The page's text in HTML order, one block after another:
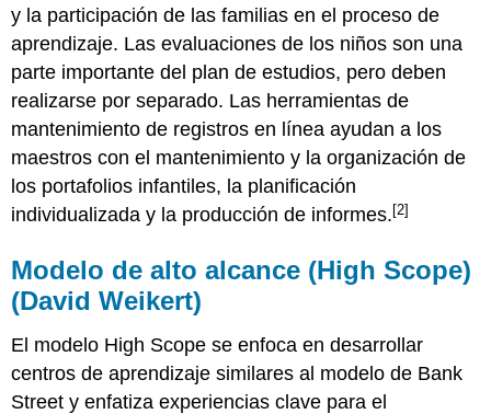
y la participación de las familias en el proceso de
aprendizaje. Las evaluaciones de los niños son una
parte importante del plan de estudios, pero deben
realizarse por separado. Las herramientas de
mantenimiento de registros en línea ayudan a los
maestros con el mantenimiento y la organización de
los portafolios infantiles, la planificación
individualizada y la producción de informes.[2]
Modelo de alto alcance (High Scope)
(David Weikert)
El modelo High Scope se enfoca en desarrollar
centros de aprendizaje similares al modelo de Bank
Street y enfatiza experiencias clave para el